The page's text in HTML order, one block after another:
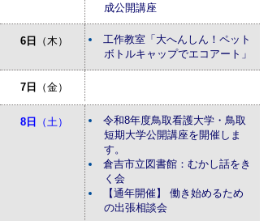
成公開講座
6日 （木）
工作教室「大へんしん！ペット
ボトルキャップでエコアート」
7日 （金）
8日 （土）
令和8年度鳥取看護大学・鳥取
短期大学公開講座を開催しま
す。
倉吉市立図書館：むかし話をき
く会
【通年開催】 働き始めるため
の出張相談会